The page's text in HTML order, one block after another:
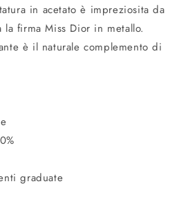
in acetato è impreziosita da
firma Miss Dior in metallo.
è il naturale complemento di
graduate